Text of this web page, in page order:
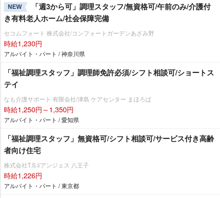
NEW
「週3から可」調理スタッフ/無資格可/午前のみ/介護付
き有料老人ホーム/社会保障完備
セコムフォート 株式会社/コンフォートガーデンあざみ野
時給1,230円
アルバイト・パート / 神奈川県
「福祉調理スタッフ」調理師免許必須/シフト相談可/ショートス
テイ
なも介護サポート 有限会社/津島 ケアセンター まほろば
時給1,250円～1,350円
アルバイト・パート / 愛知県
「福祉調理スタッフ」無資格可/シフト相談可/サービス付き高齢
者向け住宅
株式会社T.S.I/アンジェス 八王子
時給1,226円
アルバイト・パート / 東京都